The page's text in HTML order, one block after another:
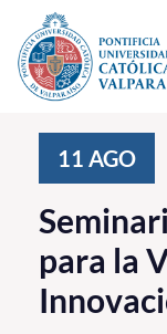
Click acá para ir
Investigación,
PUCV
Vinculación con
11 AGO
para la